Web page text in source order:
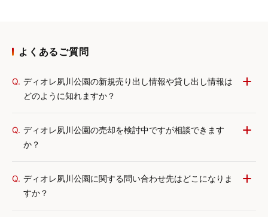
よくあるご質問
Q. ディオレ夙川公園の新規売り出し情報や貸し出し情報は
どのように知れますか？
Q. ディオレ夙川公園の売却を検討中ですが相談できます
か？
Q. ディオレ夙川公園に関する問い合わせ先はどこになりま
すか？